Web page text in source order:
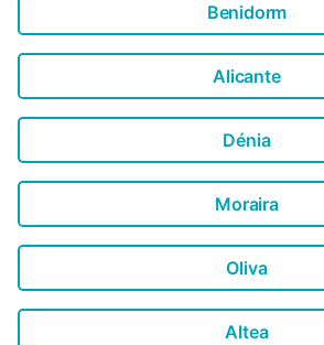
Benidorm
Alicante
Dénia
Moraira
Oliva
Altea